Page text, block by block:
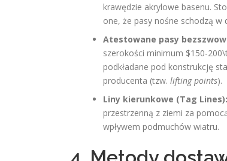
krawędzie akrylowe basenu.
one, że pasy nośne schodzą w
Atestowane pasy
szerokości minimum $150-
podkładane pod konstrukcję
producenta (tzw. lifting points).
Liny kierunkowe (Tag Lines):
przestrzenną z ziemi za
wpływem podmuchów wiatru.